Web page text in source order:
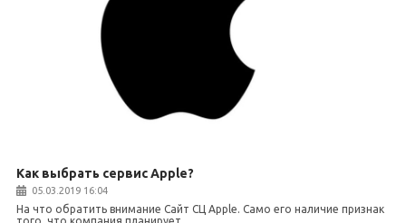
Как выбрать сервис Apple?
05.03.2019 16:04
На что обратить внимание Сайт СЦ Apple. Само его наличие признак